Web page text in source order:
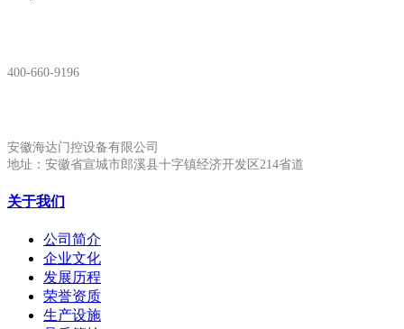
400-660-9196
安徽海达门控设备有限公司
地址：安徽省宣城市郎溪县十字镇经济开发区214省道
关于我们
公司简介
企业文化
发展历程
荣誉资质
生产设施